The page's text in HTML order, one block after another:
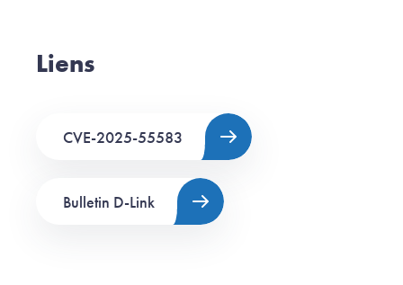
Liens
CVE-2025-55583
Bulletin D-Link